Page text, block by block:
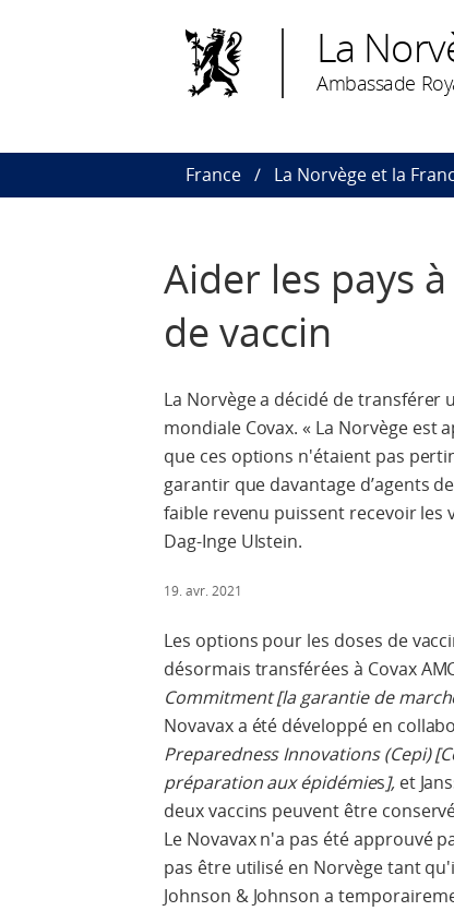
La
Ambassade
France La Norvège et la
Aider les pays
de vaccin
La Norvège a décidé de
mondiale Covax. « La Norvège est
que ces options n'étaient pas
garantir que davantage d’agents
faible revenu puissent recevoir les
Dag-Inge Ulstein.
19. avr. 2021
Les options pour les doses de
désormais transférées à Covax
Commitment [la garantie de
Novavax a été développé en
Preparedness Innovations (Cepi)
préparation aux épidémies],et
deux vaccins peuvent être
Le Novavax n'a pas été approuvé
pas être utilisé en Norvège tant
Johnson & Johnson a